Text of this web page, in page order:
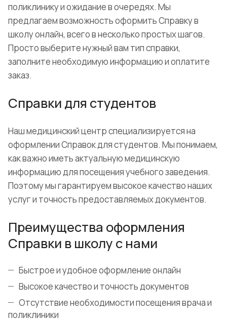
поликлинику и ожидание в очередях. Мы
предлагаем возможность оформить Справку в
школу онлайн, всего в несколько простых шагов.
Просто выберите нужный вам тип справки,
заполните необходимую информацию и оплатите
заказ.
Справки для студентов
Наш медицинский центр специализируется на
оформлении Справок для студентов. Мы понимаем,
как важно иметь актуальную медицинскую
информацию для посещения учебного заведения.
Поэтому мы гарантируем высокое качество наших
услуг и точность предоставляемых документов.
Преимущества оформления
Справки в школу с нами
Быстрое и удобное оформление онлайн
Высокое качество и точность документов
Отсутствие необходимости посещения врача и
поликлиники